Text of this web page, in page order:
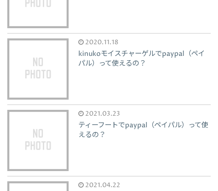
2020.11.18
kinukoモイスチャーゲルでpaypal（ペイ
パル）って使えるの？
2021.03.23
ティーフートでpaypal（ペイパル）って使
えるの？
2021.04.22